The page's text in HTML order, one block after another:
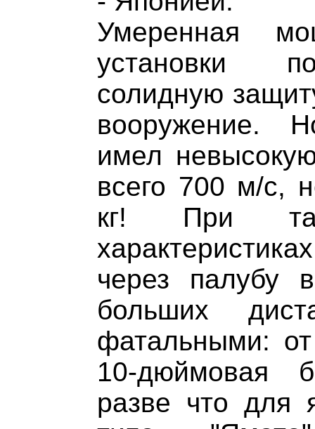
Умеренная
установки
солидную
вооружение.
имел
всего 700 м/с,
кг! При
через палубу
больших
фатальными:
10-дюймовая
разве что для